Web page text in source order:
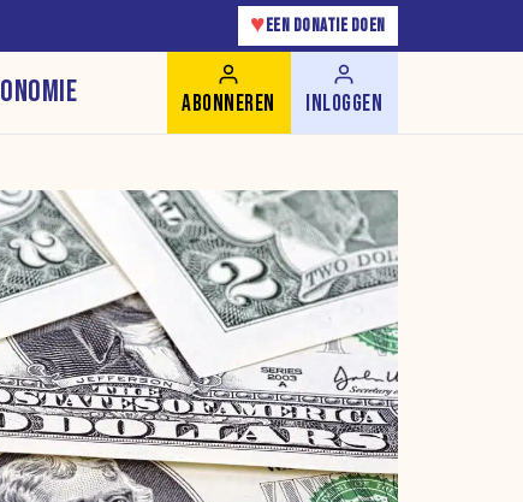
♥ EEN DONATIE DOEN
ABONNEREN INLOGGEN